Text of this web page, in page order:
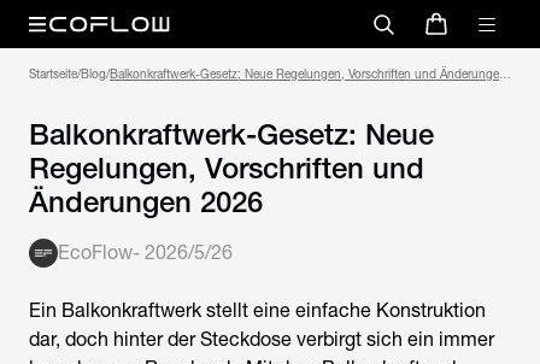
Startseite/Blog/Balkonkraftwerk-Gesetz: Neue Regelungen, Vorschriften und Änderungen
Balkonkraftwerk-Gesetz: Neue
Regelungen, Vorschriften und
Änderungen 2026
EcoFlow- 2026/5/26
Ein Balkonkraftwerk stellt eine einfache Konstruktion
dar, doch hinter der Steckdose verbirgt sich ein immer